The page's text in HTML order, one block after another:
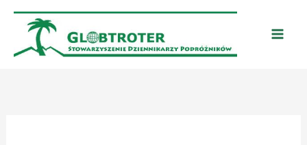
Przejdź
treści